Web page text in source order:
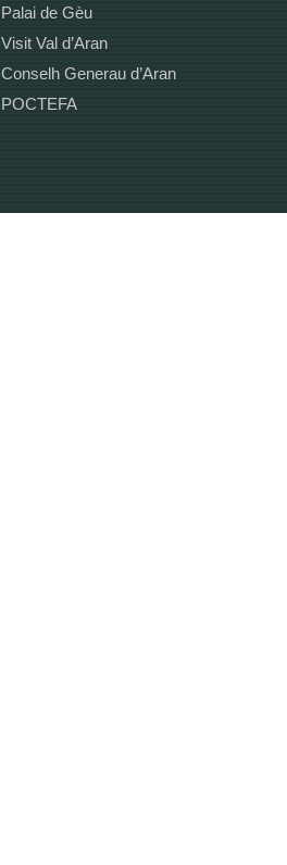
Palai de Gèu
Visit Val d’Aran
Conselh Generau d’Aran
POCTEFA